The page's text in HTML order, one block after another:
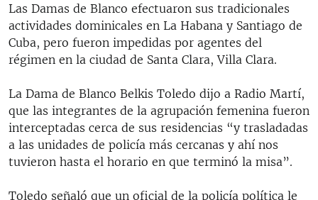
DESINFORMACIÓN RUSA EN AMÉRICA LATINA
LA INVASIÓN DE RUSIA A UCRANIA
Las Damas de Blanco efectuaron sus tradicionales
actividades dominicales en La Habana y Santiago de
Cuba, pero fueron impedidas por agentes del
régimen en la ciudad de Santa Clara, Villa Clara.
La Dama de Blanco Belkis Toledo dijo a Radio Martí,
que las integrantes de la agrupación femenina fueron
interceptadas cerca de sus residencias “y trasladadas
a las unidades de policía más cercanas y ahí nos
tuvieron hasta el horario en que terminó la misa”.
Toledo señaló que un oficial de la policía política le